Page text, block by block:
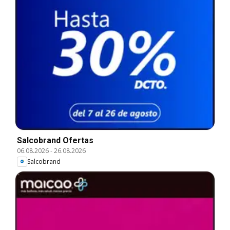
Salcobrand Ofertas
06.08.2026-26.08.2026
Salcobrand